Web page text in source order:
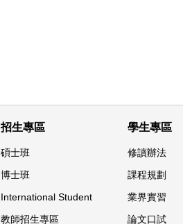
招生專區
碩士班
博士班
International Student
教師招生專區
學生專區
修讀辦法
課程規劃
業界實習
論文口試